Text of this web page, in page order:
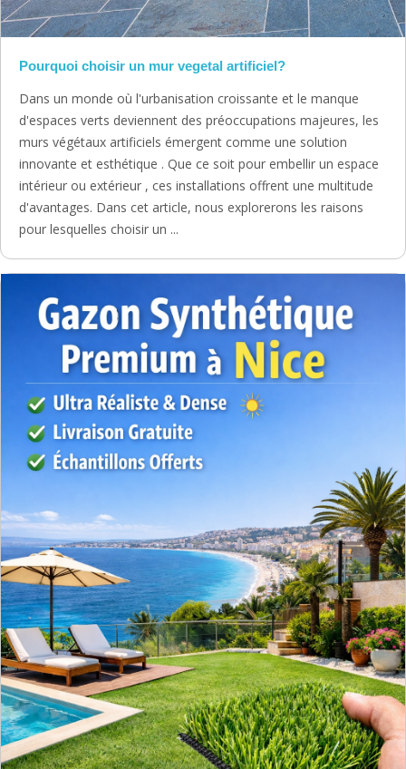
Pourquoi choisir un mur vegetal artificiel?
Dans un monde où l'urbanisation croissante et le manque
d'espaces verts deviennent des préoccupations majeures, les
murs végétaux artificiels émergent comme une solution
innovante et esthétique . Que ce soit pour embellir un espace
intérieur ou extérieur , ces installations offrent une multitude
d'avantages. Dans cet article, nous explorerons les raisons
pour lesquelles choisir un ...